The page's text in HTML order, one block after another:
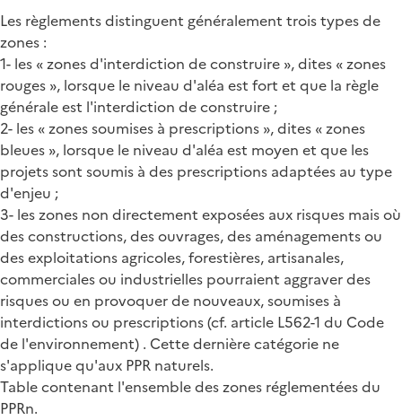
Les règlements distinguent généralement trois types de
zones :
1- les « zones d'interdiction de construire », dites « zones
rouges », lorsque le niveau d'aléa est fort et que la règle
générale est l'interdiction de construire ;
2- les « zones soumises à prescriptions », dites « zones
bleues », lorsque le niveau d'aléa est moyen et que les
projets sont soumis à des prescriptions adaptées au type
d'enjeu ;
3- les zones non directement exposées aux risques mais où
des constructions, des ouvrages, des aménagements ou
des exploitations agricoles, forestières, artisanales,
commerciales ou industrielles pourraient aggraver des
risques ou en provoquer de nouveaux, soumises à
interdictions ou prescriptions (cf. article L562-1 du Code
de l'environnement) . Cette dernière catégorie ne
s'applique qu'aux PPR naturels.
Table contenant l'ensemble des zones réglementées du
PPRn.